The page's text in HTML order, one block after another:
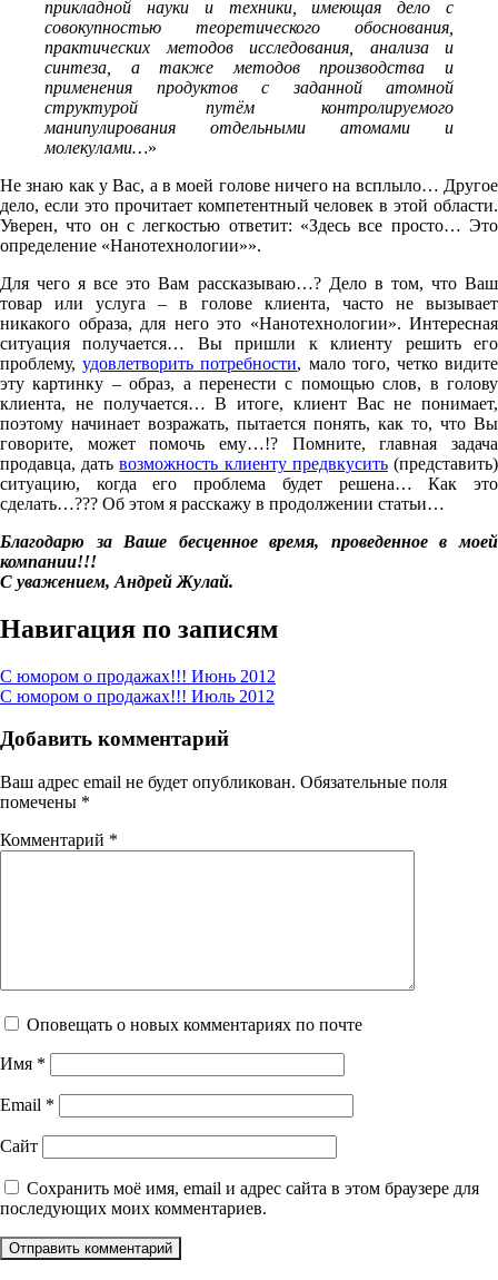
прикладной науки и техники, имеющая дело с
совокупностью теоретического обоснования,
практических методов исследования, анализа и
синтеза, а также методов производства и
применения продуктов с заданной атомной
структурой путём контролируемого
манипулирования отдельными атомами и
молекулами…»
Не знаю как у Вас, а в моей голове ничего на всплыло… Другое
дело, если это прочитает компетентный человек в этой области.
Уверен, что он с легкостью ответит: «Здесь все просто… Это
определение «Нанотехнологии»».
Для чего я все это Вам рассказываю…? Дело в том, что Ваш
товар или услуга – в голове клиента, часто не вызывает
никакого образа, для него это «Нанотехнологии». Интересная
ситуация получается… Вы пришли к клиенту решить его
проблему,удовлетворить потребности, мало того, четко видите
эту картинку – образ, а перенести с помощью слов, в голову
клиента, не получается… В итоге, клиент Вас не понимает,
поэтому начинает возражать, пытается понять, как то, что Вы
говорите, может помочь ему…!? Помните, главная задача
продавца, датьвозможность клиенту предвкусить(представить)
ситуацию, когда его проблема будет решена… Как это
сделать…??? Об этом я расскажу в продолжении статьи…
Благодарю за Ваше бесценное время, проведенное в моей
компании!!!
С уважением, Андрей Жулай.
Навигация по записям
С юмором о продажах!!! Июнь 2012
С юмором о продажах!!! Июль 2012
Добавить комментарий
Ваш адрес email не будет опубликован. Обязательные поля
помечены *
Комментарий *
Оповещать о новых комментариях по почте
Имя *
Email *
Сайт
Сохранить моё имя, email и адрес сайта в этом браузере для
последующих моих комментариев.